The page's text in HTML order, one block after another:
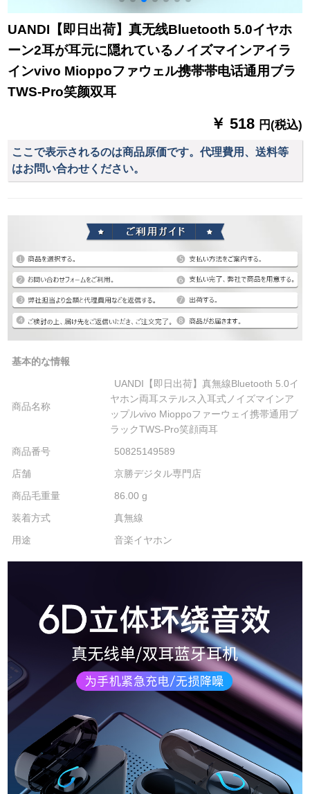
UANDI【即日出荷】真无线Bluetooth 5.0イヤホ
ーン2耳が耳元に隠れているノイズマインアイラ
インvivo Mioppoファウェル携帯帯电话通用ブラ
TWS-Pro笑颜双耳
￥ 518 円(税込)
ここで表示されるのは商品原価です。代理費用、送料等
はお問い合わせください。
基本的な情報
商品名称
UANDI【即日出荷】真無線Bluetooth 5.0イ
ヤホン両耳ステルス入耳式ノイズマインア
ップルvivo Mioppoファーウェイ携帯通用ブ
ラックTWS-Pro笑顔両耳
商品番号
50825149589
店舗
京勝デジタル専門店
商品毛重量
86.00 g
装着方式
真無線
用途
音楽イヤホン